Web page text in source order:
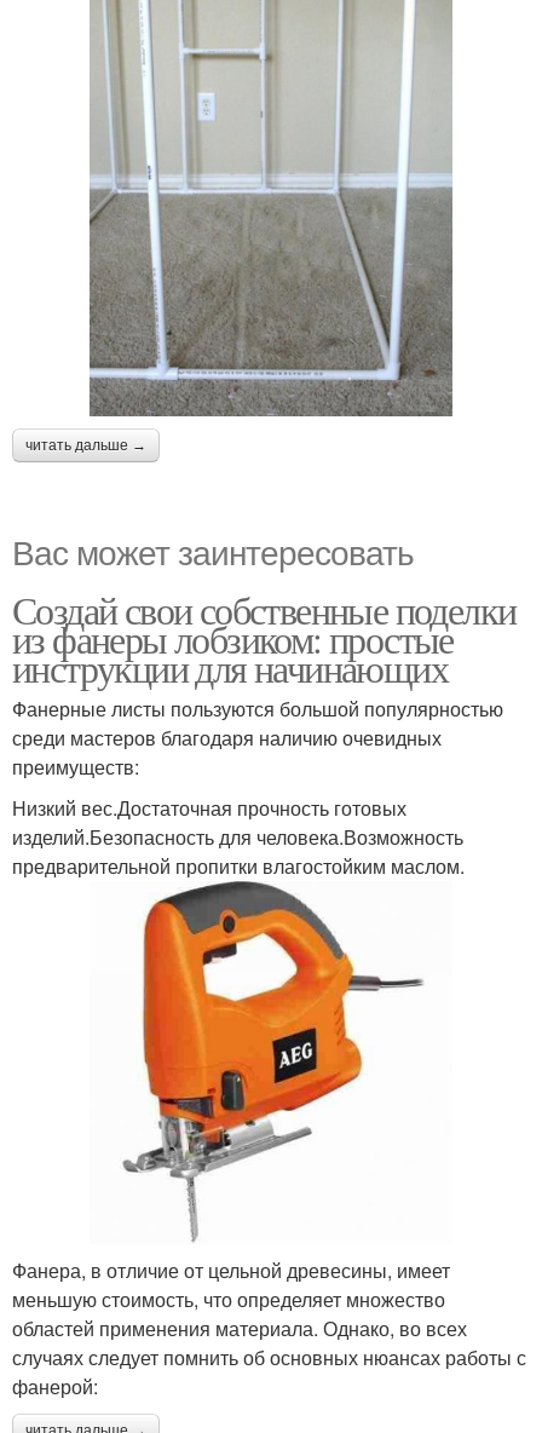
читать дальше →
Вас может заинтересовать
Создай свои собственные поделки
из фанеры лобзиком: простые
инструкции для начинающих
Фанерные листы пользуются большой популярностью
среди мастеров благодаря наличию очевидных
преимуществ:
Низкий вес.Достаточная прочность готовых
изделий.Безопасность для человека.Возможность
предварительной пропитки влагостойким маслом.
Фанера, в отличие от цельной древесины, имеет
меньшую стоимость, что определяет множество
областей применения материала. Однако, во всех
случаях следует помнить об основных нюансах работы с
фанерой: